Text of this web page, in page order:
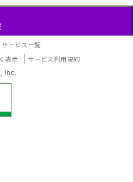
サービス一覧
表示 サービス利用規約
Inc.